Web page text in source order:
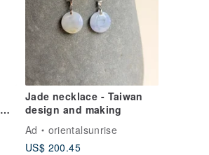
Jade necklace - Taiwan
design and making
Ad
orientalsunrise
US$ 200.45